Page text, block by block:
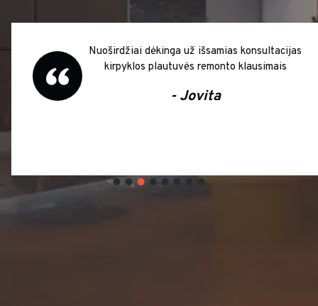
Nuoširdžiai dėkinga už išsamias konsultacijas
kirpyklos plautuvės remonto klausimais
- Jovita